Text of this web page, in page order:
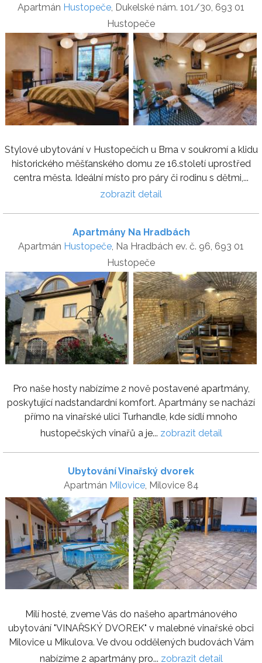
Apartmán Hustopeče, Dukelské nám. 101/30, 693 01
Hustopeče
Stylové ubytování v Hustopečích u Brna v soukromí a klidu
historického měšťanského domu ze 16.století uprostřed
centra města. Ideální místo pro páry či rodinu s dětmi,...
zobrazit detail
Apartmány Na Hradbách
Apartmán Hustopeče, Na Hradbách ev. č. 96, 693 01
Hustopeče
Pro naše hosty nabízíme 2 nově postavené apartmány,
poskytující nadstandardní komfort. Apartmány se nachází
přímo na vinařské ulici Turhandle, kde sídlí mnoho
hustopečských vinařů a je... zobrazit detail
Ubytování Vinařský dvorek
Apartmán Milovice, Milovice 84
Milí hosté, zveme Vás do našeho apartmánového
ubytování "VINAŘSKÝ DVOREK" v malebné vinařské obci
Milovice u Mikulova. Ve dvou oddělených budovách Vám
nabízíme 2 apartmány pro... zobrazit detail